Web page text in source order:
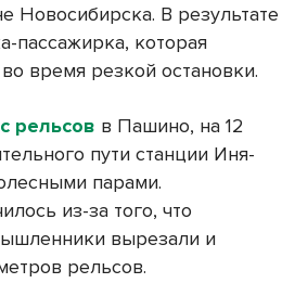
Новосибирска. В результате
пассажирка, которая
время резкой остановки.
рельсов в Пашино, на 12
пути станции Иня-
парами.
из-за того, что
вырезали и
рельсов.